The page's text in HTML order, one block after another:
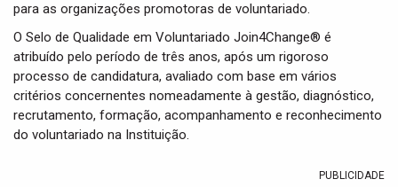
para as organizações promotoras de voluntariado.
O Selo de Qualidade em Voluntariado Join4Change® é
atribuído pelo período de três anos, após um rigoroso
processo de candidatura, avaliado com base em vários
critérios concernentes nomeadamente à gestão, diagnóstico,
recrutamento, formação, acompanhamento e reconhecimento
do voluntariado na Instituição.
PUBLICIDADE